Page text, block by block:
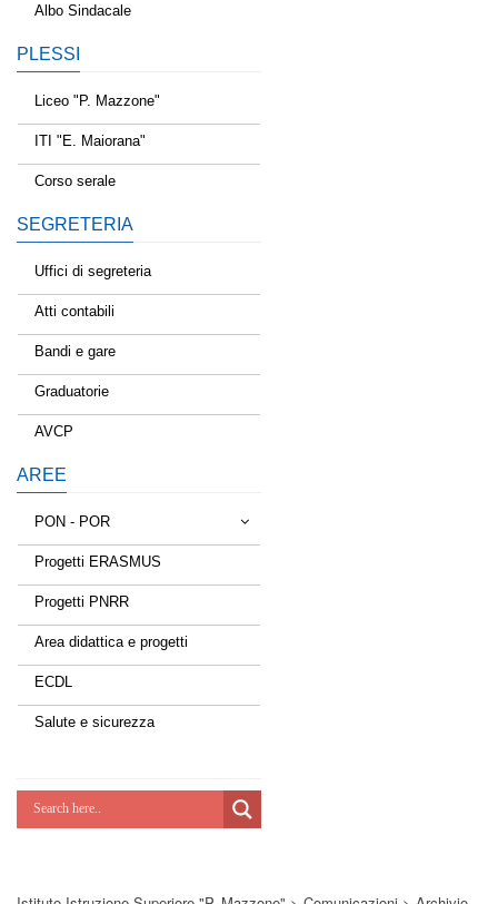
Albo Sindacale
PLESSI
Liceo "P. Mazzone"
ITI "E. Maiorana"
Corso serale
SEGRETERIA
Uffici di segreteria
Atti contabili
Bandi e gare
Graduatorie
AVCP
AREE
PON - POR
Tessere la rete
Estate a scuola
Scuola d'estate
Lab Green
Progetti ERASMUS
Progetti PNRR
Area didattica e progetti
ECDL
Salute e sicurezza